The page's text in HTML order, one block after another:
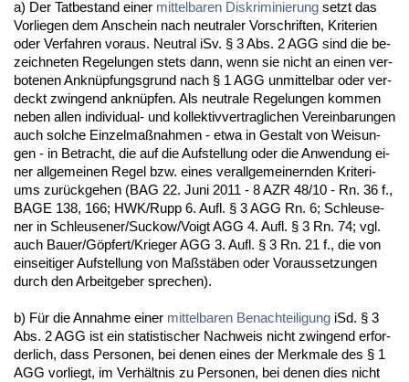
a) Der Tat­be­stand ei­ner mit­tel­ba­ren Dis­kri­mi­nie­rung setzt das
Vor­lie­gen dem An­schein nach neu­tra­ler Vor­schrif­ten, Kri­te­ri­en
oder Ver­fah­ren vor­aus. Neu­tral iSv. § 3 Abs. 2 AGG sind die be­
zeich­ne­ten Re­ge­lun­gen stets dann, wenn sie nicht an ei­nen ver­
bo­te­nen An­knüpfungs­grund nach § 1 AGG un­mit­tel­bar oder ver­
deckt zwin­gend an­knüpfen. Als neu­tra­le Re­ge­lun­gen kom­men
ne­ben al­len in­di­vi­du­al- und kol­lek­tiv­ver­trag­li­chen Ver­ein­ba­run­gen
auch sol­che Ein­zel­maßnah­men - et­wa in Ge­stalt von Wei­sun­
gen - in Be­tracht, die auf die Auf­stel­lung oder die An­wen­dung ei­
ner all­ge­mei­nen Re­gel bzw. ei­nes ver­all­ge­mei­nern­den Kri­te­ri­
ums zurück­ge­hen (BAG 22. Ju­ni 2011 - 8 AZR 48/10 - Rn. 36 f.,
BA­GE 138, 166; HWK/Rupp 6. Aufl. § 3 AGG Rn. 6; Schleu­se­
ner in Schleu­se­ner/Suckow/Voigt AGG 4. Aufl. § 3 Rn. 74; vgl.
auch Bau­er/Göpfert/Krie­ger AGG 3. Aufl. § 3 Rn. 21 f., die von
ein­sei­ti­ger Auf­stel­lung von Maßstäben oder Vor­aus­set­zun­gen
durch den Ar­beit­ge­ber spre­chen).
b) Für die An­nah­me ei­ner mit­tel­ba­ren Be­nach­tei­li­gung iSd. § 3
Abs. 2 AGG ist ein sta­tis­ti­scher Nach­weis nicht zwin­gend er­for­
der­lich, dass Per­so­nen, bei de­nen ei­nes der Merk­ma­le des § 1
AGG vor­liegt, im Verhält­nis zu Per­so­nen, bei de­nen dies nicht